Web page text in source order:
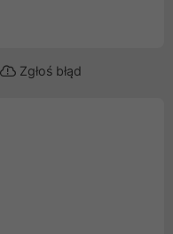
Zgłoś błąd